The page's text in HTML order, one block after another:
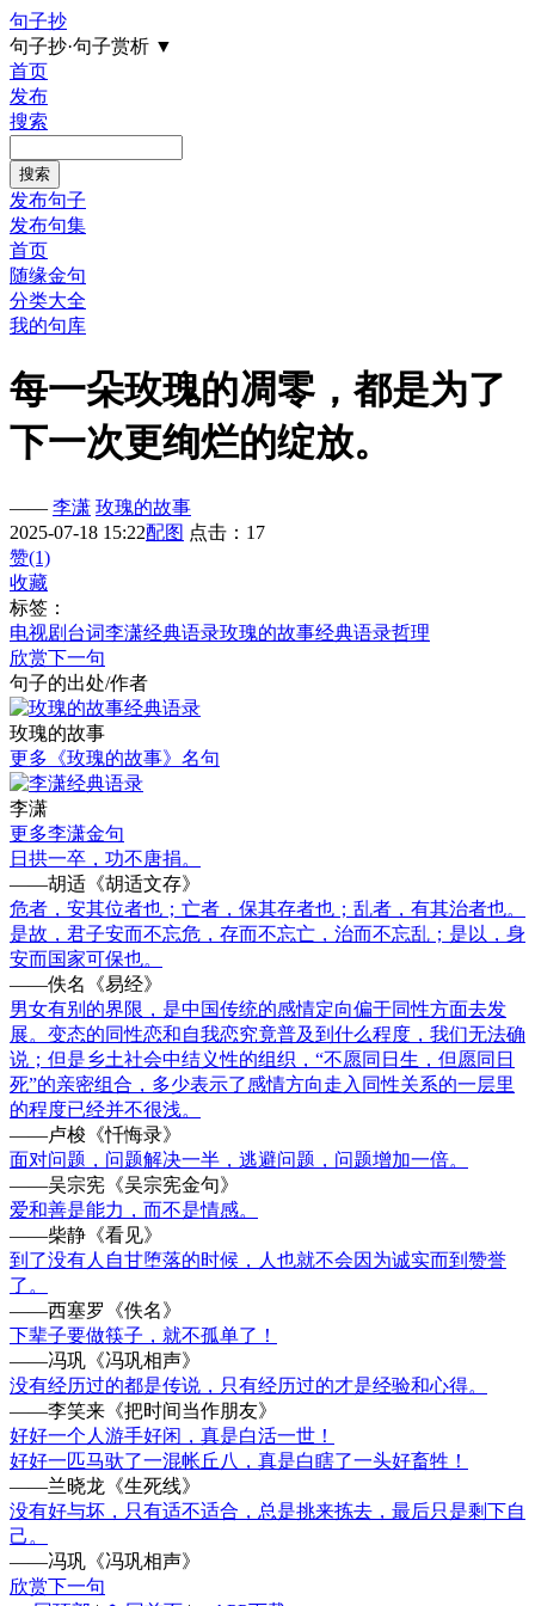
句子抄
句子抄·句子赏析 ▼
首页
发布
搜索
发布句子
发布句集
首页
随缘金句
分类大全
我的句库
每一朵玫瑰的凋零，都是为了
下一次更绚烂的绽放。
—— 李潇 玫瑰的故事
2025-07-18 15:22配图 点击：17
赞(1)
收藏
标签：
电视剧台词李潇经典语录玫瑰的故事经典语录哲理
欣赏下一句
句子的出处/作者
玫瑰的故事
更多《玫瑰的故事》名句
李潇
更多李潇金句
日拱一卒，功不唐捐。
——胡适《胡适文存》
危者，安其位者也；亡者，保其存者也；乱者，有其治者也。
是故，君子安而不忘危，存而不忘亡，治而不忘乱；是以，身
安而国家可保也。
——佚名《易经》
男女有别的界限，是中国传统的感情定向偏于同性方面去发
展。变态的同性恋和自我恋究竟普及到什么程度，我们无法确
说；但是乡土社会中结义性的组织，“不愿同日生，但愿同日
死”的亲密组合，多少表示了感情方向走入同性关系的一层里
的程度已经并不很浅。
——卢梭《忏悔录》
面对问题，问题解决一半，逃避问题，问题增加一倍。
——吴宗宪《吴宗宪金句》
爱和善是能力，而不是情感。
——柴静《看见》
到了没有人自甘堕落的时候，人也就不会因为诚实而到赞誉
了。
——西塞罗《佚名》
下辈子要做筷子，就不孤单了！
——冯巩《冯巩相声》
没有经历过的都是传说，只有经历过的才是经验和心得。
——李笑来《把时间当作朋友》
好好一个人游手好闲，真是白活一世！
好好一匹马驮了一混帐丘八，真是白瞎了一头好畜牲！
——兰晓龙《生死线》
没有好与坏，只有适不适合，总是挑来拣去，最后只是剩下自
己。
——冯巩《冯巩相声》
欣赏下一句